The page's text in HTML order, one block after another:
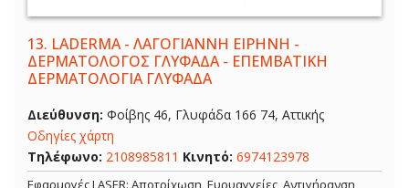
13. LADERMA - ΛΑΓΟΓΙΑΝΝΗ ΕΙΡΗΝΗ -
ΔΕΡΜΑΤΟΛΟΓΟΣ ΓΛΥΦΑΔΑ - ΕΠΕΜΒΑΤΙΚΗ
ΔΕΡΜΑΤΟΛΟΓΙΑ ΓΛΥΦΑΔΑ
Διεύθυνση: Φοίβης 46, Γλυφάδα 166 74, Αττικής
Οδηγίες χάρτη
Τηλέφωνο: 2108985811 Κινητό: 6974123978